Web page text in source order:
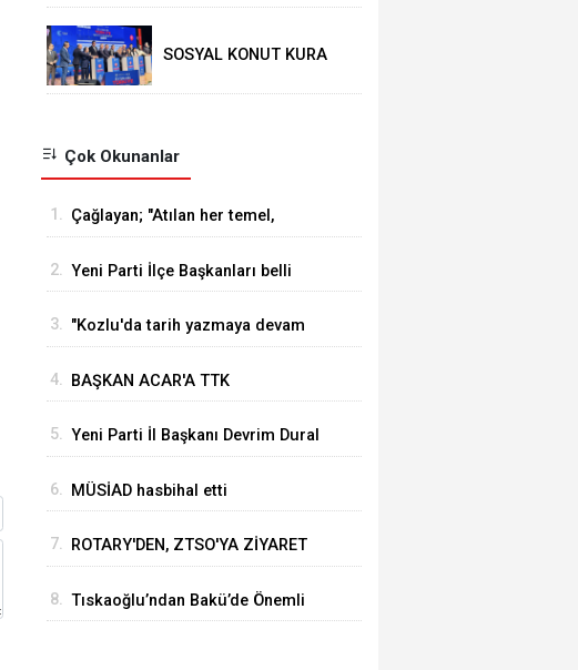
SOSYAL KONUT KURA
Çok Okunanlar
1. Çağlayan; "Atılan her temel,
sahadaki en güçlü
2. Yeni Parti İlçe Başkanları belli
3. "Kozlu'da tarih yazmaya devam
4. BAŞKAN ACAR'A TTK
HAYIRLI OLSUN ZİYARETİ
5. Yeni Parti İl Başkanı Devrim Dural
6. MÜSİAD hasbihal etti
7. ROTARY'DEN, ZTSO'YA ZİYARET
8. Tıskaoğlu’ndan Bakü’de Önemli